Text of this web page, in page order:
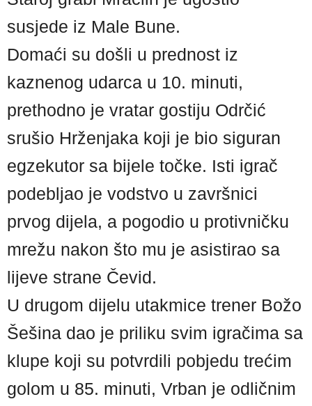
susjede iz Male Bune.
Domaći su došli u prednost iz
kaznenog udarca u 10. minuti,
prethodno je vratar gostiju Odrčić
srušio Hrženjaka koji je bio siguran
egzekutor sa bijele točke. Isti igrač
podebljao je vodstvo u završnici
prvog dijela, a pogodio u protivničku
mrežu nakon što mu je asistirao sa
lijeve strane Čevid.
U drugom dijelu utakmice trener Božo
Šešina dao je priliku svim igračima sa
klupe koji su potvrdili pobjedu trećim
golom u 85. minuti, Vrban je odličnim